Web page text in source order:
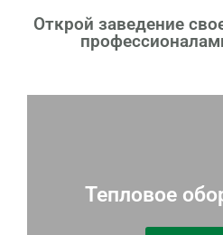
Открой заведение
Тепловое